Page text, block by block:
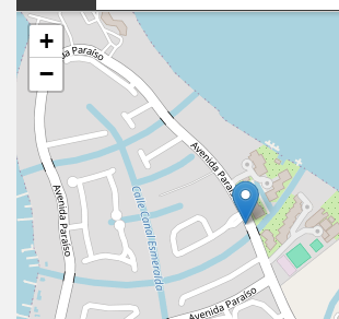
+
−